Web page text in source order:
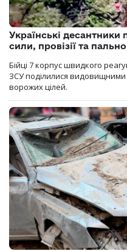
Українські
сили, провізії та
Бійці 7 корпус швидкого
ЗСУ поділилися
ворожих цілей.